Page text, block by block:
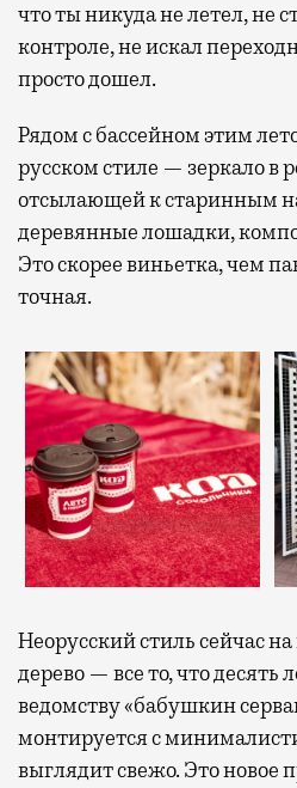
что ты никуда не летел, не
контроле, не искал
просто дошел.
Рядом с бассейном этим
русском стиле — зеркало в
отсылающей к старинным
деревянные лошадки,
Это скорее виньетка, чем
точная.
Неорусский стиль сейчас
дерево — все то, что десять
ведомству «бабушкин
монтируется с
выглядит свежо. Это новое